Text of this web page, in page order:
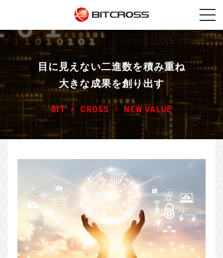
目に見えない二進数を積み重ね
大きな成果を創り出す
BIT × CROSS= NEW VALUE